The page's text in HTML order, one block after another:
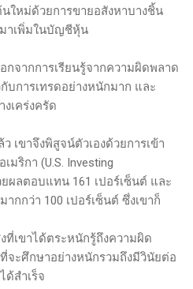
นใหม่ด้วยการขายอสังหาบางชิ้น
มาเพิ่มในบัญชีหุ้น
กจากการเรียนรู้จากความผิดพลาด
บการเทรดอย่างหนักมาก และ
งเคร่งครัด
เขาจึงพิสูจน์ตัวเองด้วยการเข้า
มริกา (U.S. Investing
ผลตอบแทน 161 เปอร์เซ็นต์ และ
กว่า 100 เปอร์เซ็นต์ ซึ่งเขาก็
ที่เขาได้ตระหนักรู้ถึงความผิด
จะศึกษาอย่างหนักรวมถึงมีวินัยต่อ
ด้สำเร็จ